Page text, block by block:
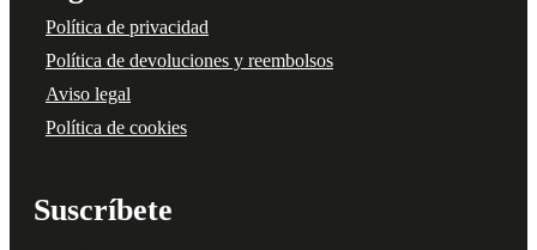
Política de privacidad
Política de devoluciones y reembolsos
Aviso legal
Política de cookies
Suscríbete